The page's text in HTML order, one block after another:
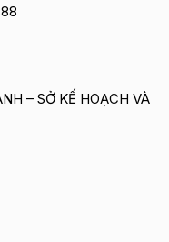
– SỞ KẾ HOẠCH VÀ